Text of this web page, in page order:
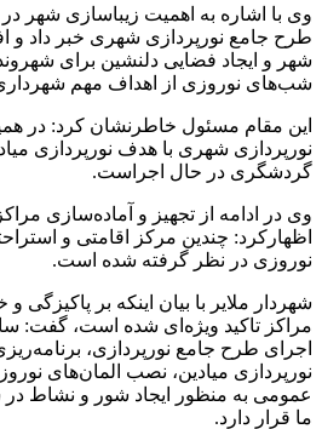
وی با اشاره به اهمیت زیباسازی شهر در
طرح جامع نورپردازی شهری خبر داد و
شهر و ایجاد فضایی دلنشین برای
شب‌های نوروزی از اهداف مهم
این مقام مسئول خاطرنشان کرد: در
نورپردازی شهری با هدف نورپردازی
گردشگری در حال اجراست.
وی در ادامه از تجهیز و آماده‌سازی
اظهارکرد: چندین مرکز اقامتی و
نوروزی در نظر گرفته شده است.
شهردار ملایر با بیان اینکه بر
مراکز تاکید ویژه‌ای شده است، گفت:
اجرای طرح جامع نورپردازی،
نورپردازی میادین، نصب المان‌های
عمومی به منظور ایجاد شور و نشاط
ما قرار دارد.